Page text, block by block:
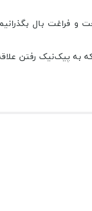
بال
پیک‌نیک رفتن